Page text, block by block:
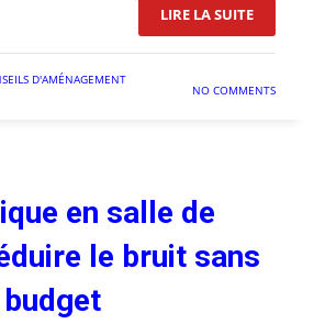
LIRE LA SUITE:
D'AMÉNAGEMENT
NO COMMENTS
en salle de
le bruit sans